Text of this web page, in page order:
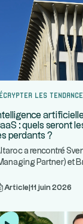
les
: quels seront
perdants ?
a rencontré
Partner) et
Article 11 juin 2026